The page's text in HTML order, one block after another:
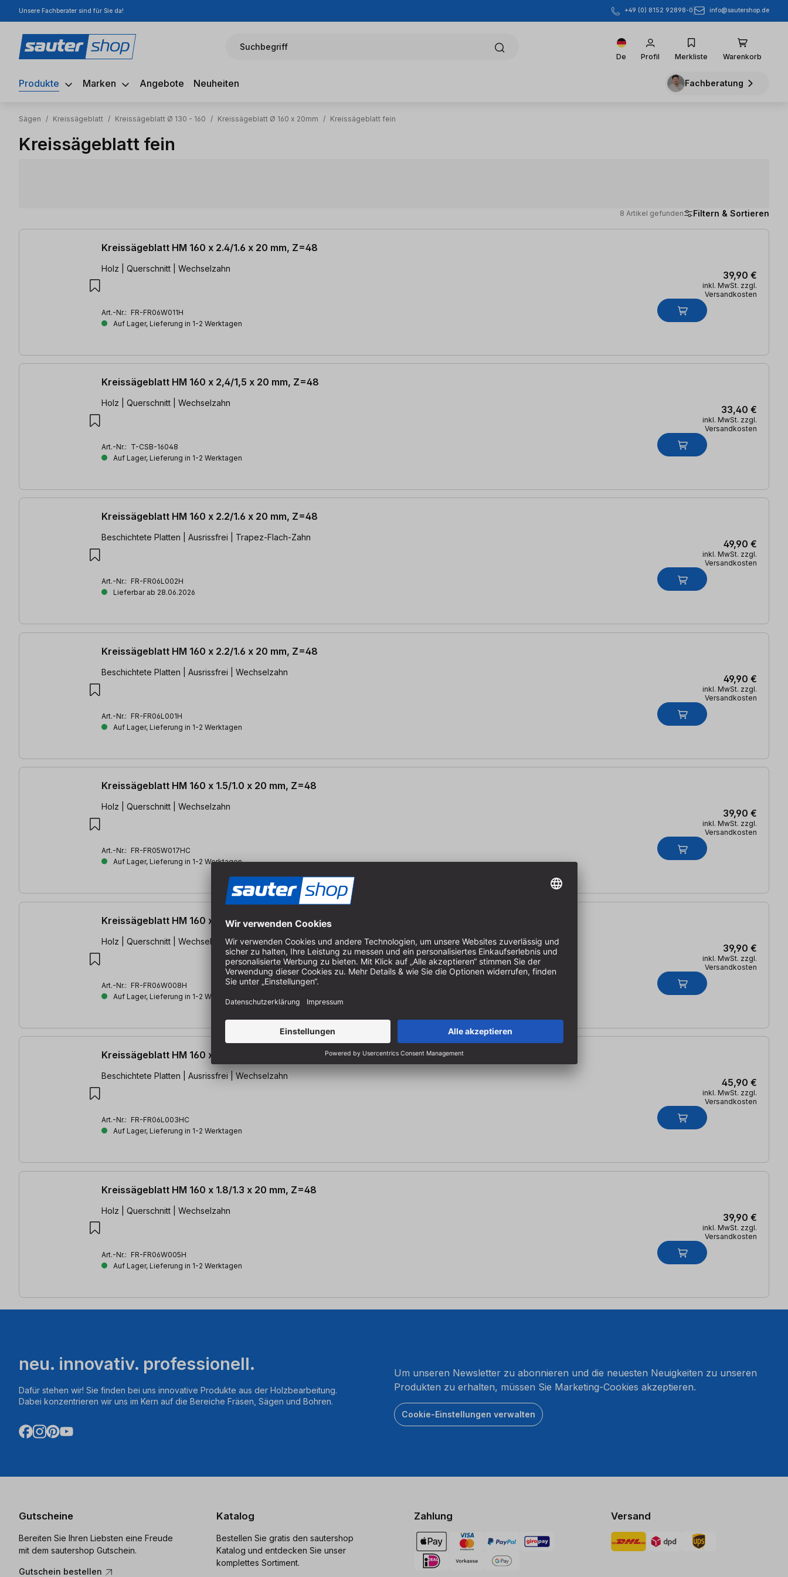
Hauptinhalt springen
Zur Suche springen
Zur Hauptnavigation springen
Unsere Fachberater sind für Sie da! +49 (0) 8152 92898-0 info@sautershop.de
Suchbegriff
De Profil Merkliste Warenkorb
Produkte Marken Angebote Neuheiten Fachberatung
Sägen / Kreissägeblatt / Kreissägeblatt Ø 130 - 160 / Kreissägeblatt Ø 160 x 20mm / Kreissägeblatt fein
Kreissägeblatt fein
8 Artikel gefunden Filtern & Sortieren
8 Artikel gefunden
Kreissägeblatt HM 160 x 2.4/1.6 x 20 mm, Z=48
Holz | Querschnitt | Wechselzahn
Art.-Nr.: FR-FR06W011H
Auf Lager, Lieferung in 1-2 Werktagen
39,90 €
inkl. MwSt. zzgl.
Versandkosten
Kreissägeblatt HM 160 x 2,4/1,5 x 20 mm, Z=48
Holz | Querschnitt | Wechselzahn
Art.-Nr.: T-CSB-16048
Auf Lager, Lieferung in 1-2 Werktagen
33,40 €
inkl. MwSt. zzgl.
Versandkosten
Kreissägeblatt HM 160 x 2.2/1.6 x 20 mm, Z=48
Beschichtete Platten | Ausrissfrei | Trapez-Flach-Zahn
Art.-Nr.: FR-FR06L002H
Lieferbar ab 28.06.2026
49,90 €
inkl. MwSt. zzgl.
Versandkosten
Kreissägeblatt HM 160 x 2.2/1.6 x 20 mm, Z=48
Beschichtete Platten | Ausrissfrei | Wechselzahn
Art.-Nr.: FR-FR06L001H
Auf Lager, Lieferung in 1-2 Werktagen
49,90 €
inkl. MwSt. zzgl.
Versandkosten
Kreissägeblatt HM 160 x 1.5/1.0 x 20 mm, Z=48
Holz | Querschnitt | Wechselzahn
Art.-Nr.: FR-FR05W017HC
Auf Lager, Lieferung in 1-2 Werktagen
39,90 €
inkl. MwSt. zzgl.
Versandkosten
Kreissägeblatt HM 160 x 2.2/1.6 x 20 mm, Z=48
Holz | Querschnitt | Wechselzahn
Art.-Nr.: FR-FR06W008H
Auf Lager, Lieferung in 1-2 Werktagen
39,90 €
inkl. MwSt. zzgl.
Versandkosten
Kreissägeblatt HM 160 x 1.8/1.2 x 20 mm, Z=48
Beschichtete Platten | Ausrissfrei | Wechselzahn
Art.-Nr.: FR-FR06L003HC
Auf Lager, Lieferung in 1-2 Werktagen
45,90 €
inkl. MwSt. zzgl.
Versandkosten
Kreissägeblatt HM 160 x 1.8/1.3 x 20 mm, Z=48
Holz | Querschnitt | Wechselzahn
Art.-Nr.: FR-FR06W005H
Auf Lager, Lieferung in 1-2 Werktagen
39,90 €
inkl. MwSt. zzgl.
Versandkosten
neu. innovativ. professionell.
Dafür stehen wir! Sie finden bei uns innovative Produkte aus der Holzbearbeitung.
Dabei konzentrieren wir uns im Kern auf die Bereiche Fräsen, Sägen und Bohren.
Um unseren Newsletter zu abonnieren und die neuesten Neuigkeiten zu unseren
Produkten zu erhalten, müssen Sie Marketing-Cookies akzeptieren.
Cookie-Einstellungen verwalten
Gutscheine
Bereiten Sie Ihren Liebsten eine Freude
mit dem sautershop Gutschein.
Gutschein bestellen
Katalog
Bestellen Sie gratis den sautershop
Katalog und entdecken Sie unser
komplettes Sortiment.
Zahlung Versand